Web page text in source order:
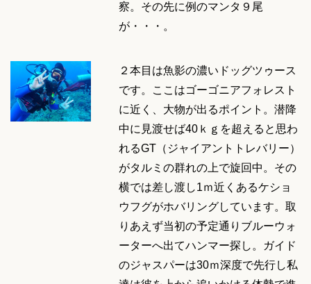
察。その先に例のマンタ９尾
が・・・。
２本目は魚影の濃いドッグツゥース
です。ここはゴーゴニアフォレスト
に近く、大物が出るポイント。潜降
中に見渡せば40ｋｇを超えると思わ
れるGT（ジャイアントトレバリー）
がタルミの群れの上で旋回中。その
横では差し渡し1ｍ近くあるケショ
ウフグがホバリングしています。取
りあえず当初の予定通りブルーウォ
ーターへ出てハンマー探し。ガイド
のジャスパーは30ｍ深度で先行し私